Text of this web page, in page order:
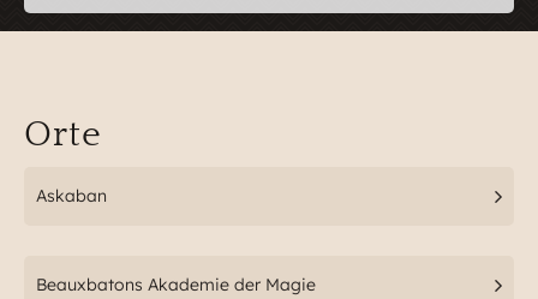
Orte
Askaban
Beauxbatons Akademie der Magie